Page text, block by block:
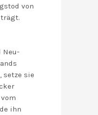
von
Neu-
setze sie
ihn